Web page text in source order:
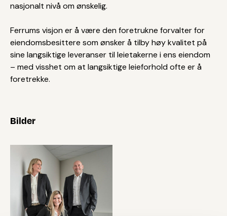
nasjonalt nivå om ønskelig.
Ferrums visjon er å være den foretrukne forvalter for
eiendomsbesittere som ønsker å tilby høy kvalitet på
sine langsiktige leveranser til leietakerne i ens eiendom
– med visshet om at langsiktige leieforhold ofte er å
foretrekke.
Bilder